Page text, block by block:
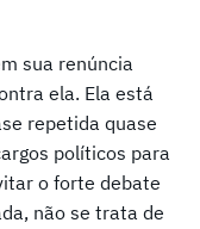
sua renúncia
ela. Ela está
repetida quase
políticos para
o forte debate
não se trata de